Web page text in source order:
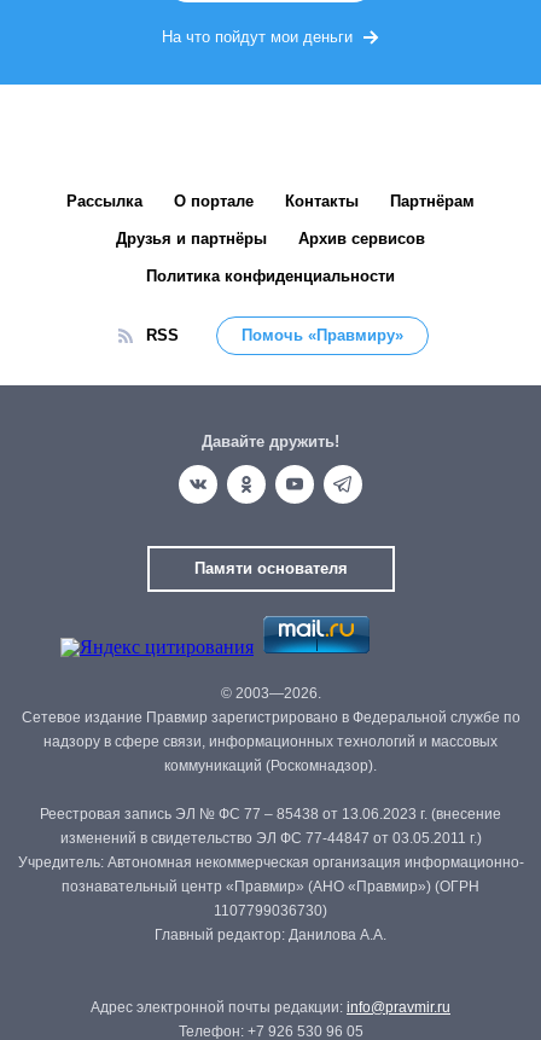
На что пойдут мои деньги
Рассылка О портале Контакты Партнёрам
Друзья и партнёры Архив сервисов
Политика конфиденциальности
RSS Помочь «Правмиру»
Давайте дружить!
Памяти основателя
© 2003—2026.
Сетевое издание Правмир зарегистрировано в Федеральной службе по
надзору в сфере связи, информационных технологий и массовых
коммуникаций (Роскомнадзор).
Реестровая запись ЭЛ № ФС 77 – 85438 от 13.06.2023 г. (внесение
изменений в свидетельство ЭЛ ФС 77-44847 от 03.05.2011 г.)
Учредитель: Автономная некоммерческая организация информационно-
познавательный центр «Правмир» (АНО «Правмир») (ОГРН
1107799036730)
Главный редактор: Данилова А.А.
Адрес электронной почты редакции: info@pravmir.ru
Телефон: +7 926 530 96 05